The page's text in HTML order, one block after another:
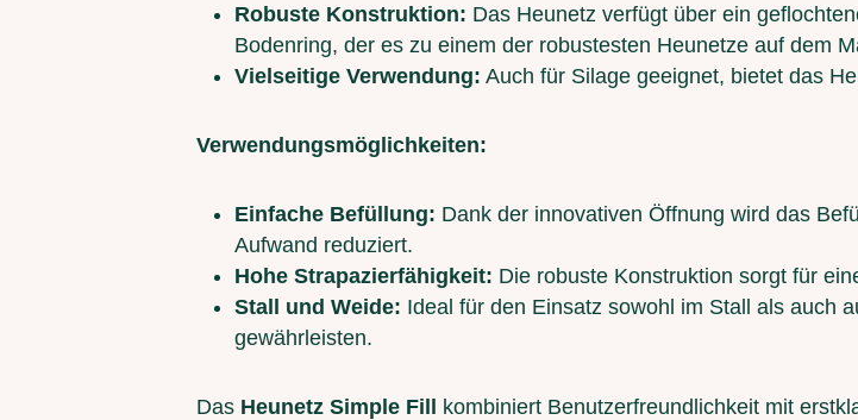
Robuste Konstruktion: Das Heunetz verfügt über ein
Bodenring, der es zu einem der robustesten Heunetze auf dem
Vielseitige Verwendung: Auch für Silage geeignet, bietet das
Verwendungsmöglichkeiten:
Einfache Befüllung: Dank der innovativen Öffnung wird das
Aufwand reduziert.
Hohe Strapazierfähigkeit: Die robuste Konstruktion sorgt für
Stall und Weide: Ideal für den Einsatz sowohl im Stall als auch
gewährleisten.
Das Heunetz Simple Fill
kombiniert Benutzerfreundlichkeit mit